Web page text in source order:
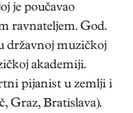
je poučavao
ravnateljem. God.
državnoj muzičkoj
akademiji.
pijanist u zemlji i
Graz, Bratislava).